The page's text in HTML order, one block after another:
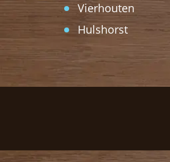
Vierhouten
Hulshorst